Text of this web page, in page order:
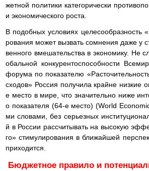
жетной политики категорически
и экономического роста.
В подобных условиях целесообразность
рования может вызвать сомнения даже у
венного вмешательства в экономику. Не
обальной конкурентоспособности
форума по показателю
сходов» Россия получила крайне низкие
е место в мире, что значительно ниже
о показателя (64-е место) (World
ми словами, без серьезных
й в России рассчитывать на высокую
го» стимулирования в ближайшей
приходится.
Бюджетное правило и